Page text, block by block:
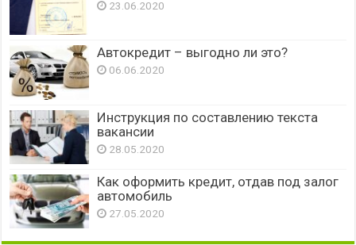
23.06.2020
Автокредит – выгодно ли это?
06.06.2020
Инструкция по составлению текста
вакансии
28.05.2020
Как оформить кредит, отдав под залог
автомобиль
27.05.2020